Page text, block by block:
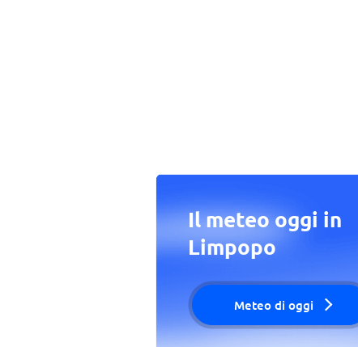
Il meteo oggi in
Limpopo
Meteo di oggi